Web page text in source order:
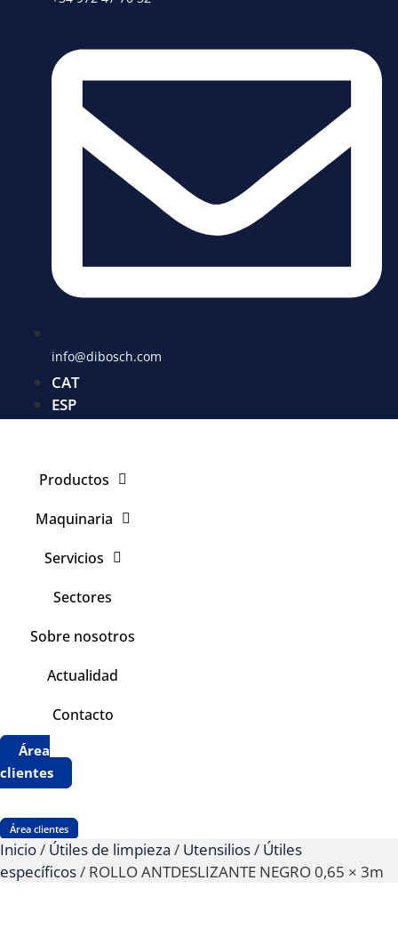
info@dibosch.com
CAT
ESP
Productos
Maquinaria
Servicios
Sectores
Sobre nosotros
Actualidad
Contacto
Área
clientes
Área clientes
Inicio/ Útiles de limpieza / Utensilios/ Útiles
específicos/ ROLLO ANTDESLIZANTE NEGRO 0,65 × 3m